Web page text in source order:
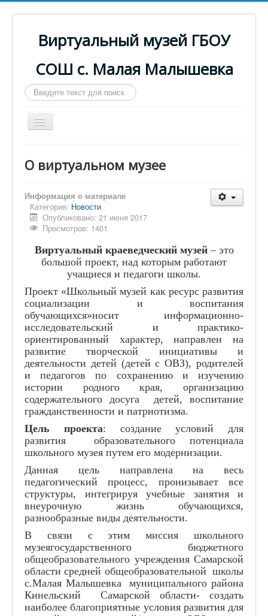
Виртуальный музей ГБОУ
СОШ с. Малая Малышевка
Искать...
Включить/
выключить
Паспорт музея
Музейная экспозиция
Выпуски
Из истории школы
О виртуальном музее
Знаменитые люди
Государственное бюджетное
Самарской области средняя
с.Малая Малышевка муниципального
Самарской области
О виртуальном музее
Информация о материале
Категория: Новости
Опубликовано: 21 июня 2017
Просмотров: 1401
Виртуальный краеведческий музей– это
большой проект, над которым работают
учащиеся и педагоги школы.
Проект «Школьный музей как ресурс развития
социализации и воспитания
обучающихся»носит информационно-
исследовательский и практико-
ориентированный характер, направлен на
развитие творческой инициативы и
деятельности детей (детей с ОВЗ), родителей
и педагогов по сохранению и изучению
истории родного края, организацию
содержательного досуга детей, воспитание
гражданственности и патриотизма.
Цель проекта: создание условий для
развития образовательного потенциала
школьного музея путем его модернизации.
Данная цель направлена на весь
педагогический процесс, пронизывает все
структуры, интегрируя учебные занятия и
внеурочную жизнь обучающихся,
разнообразные виды деятельности.
В связи с этим миссия школьного
музеягосударственного бюджетного
общеобразовательного учреждения Самарской
области средней общеобразовательной школы
с.Малая Малышевка муниципального района
Кинельский Самарской области- создать
наиболее благоприятные условия развития для